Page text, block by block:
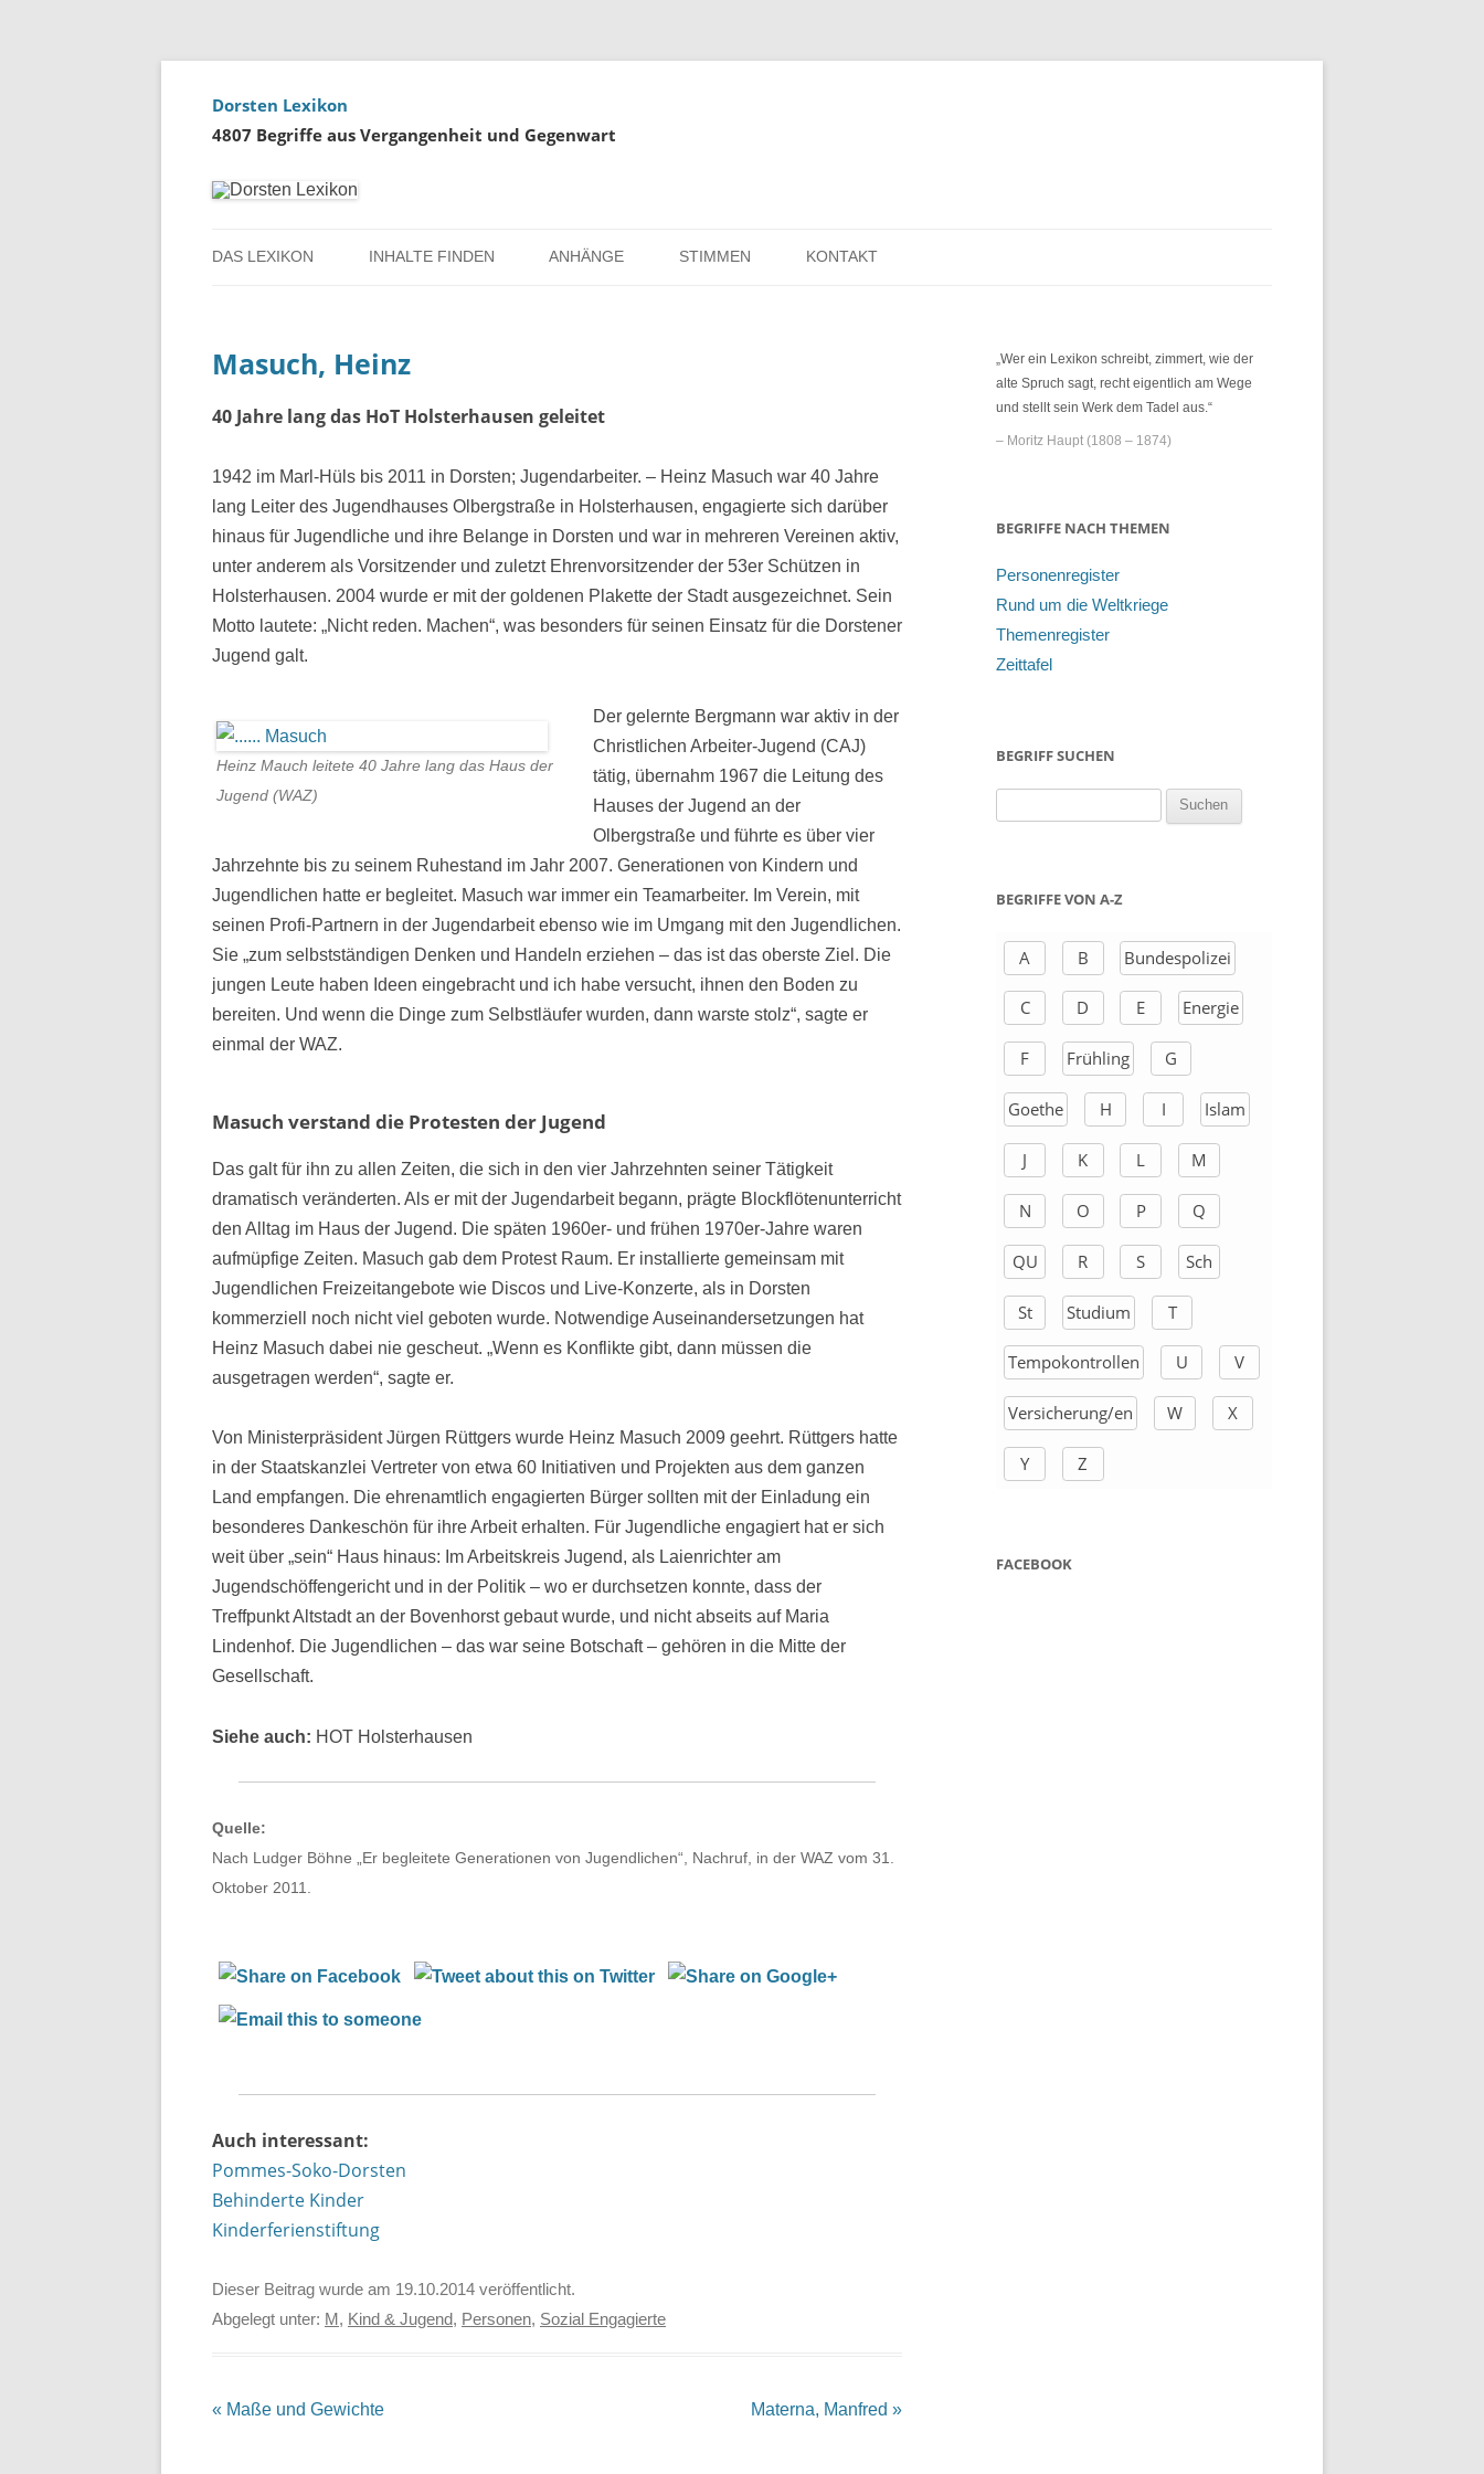
Dorsten Lexikon
4807 Begriffe aus Vergangenheit und Gegenwart
zum
DAS LEXIKON
ÜBER DAS PROJEKT
INHALTE FINDEN
PERSONENREGISTER
RUND UM DIE WELTKRIEGE
ZEITTAFEL
ANHÄNGE
LINKS
STIMMEN KONTAKT
Masuch, Heinz
40 Jahre lang das HoT Holsterhausen geleitet
1942 im Marl-Hüls bis 2011 in Dorsten; Jugendarbeiter. – Heinz Masuch war 40 Jahre
lang Leiter des Jugendhauses Olbergstraße in Holsterhausen, engagierte sich darüber
hinaus für Jugendliche und ihre Belange in Dorsten und war in mehreren Vereinen aktiv,
unter anderem als Vorsitzender und zuletzt Ehrenvorsitzender der 53er Schützen in
Holsterhausen. 2004 wurde er mit der goldenen Plakette der Stadt ausgezeichnet. Sein
Motto lautete: „Nicht reden. Machen“, was besonders für seinen Einsatz für die Dorstener
Jugend galt.
Heinz Mauch leitete 40 Jahre lang das Haus der
Jugend (WAZ)
Der gelernte Bergmann war aktiv in der
Christlichen Arbeiter-Jugend (CAJ)
tätig, übernahm 1967 die Leitung des
Hauses der Jugend an der
Olbergstraße und führte es über vier
Jahrzehnte bis zu seinem Ruhestand im Jahr 2007. Generationen von Kindern und
Jugendlichen hatte er begleitet. Masuch war immer ein Teamarbeiter. Im Verein, mit
seinen Profi-Partnern in der Jugendarbeit ebenso wie im Umgang mit den Jugendlichen.
Sie „zum selbstständigen Denken und Handeln erziehen – das ist das oberste Ziel. Die
jungen Leute haben Ideen eingebracht und ich habe versucht, ihnen den Boden zu
bereiten. Und wenn die Dinge zum Selbstläufer wurden, dann warste stolz“, sagte er
einmal der WAZ.
Masuch verstand die Protesten der Jugend
Das galt für ihn zu allen Zeiten, die sich in den vier Jahrzehnten seiner Tätigkeit
dramatisch veränderten. Als er mit der Jugendarbeit begann, prägte Blockflötenunterricht
den Alltag im Haus der Jugend. Die späten 1960er- und frühen 1970er-Jahre waren
aufmüpfige Zeiten. Masuch gab dem Protest Raum. Er installierte gemeinsam mit
Jugendlichen Freizeitangebote wie Discos und Live-Konzerte, als in Dorsten
kommerziell noch nicht viel geboten wurde. Notwendige Auseinandersetzungen hat
Heinz Masuch dabei nie gescheut. „Wenn es Konflikte gibt, dann müssen die
ausgetragen werden“, sagte er.
Von Ministerpräsident Jürgen Rüttgers wurde Heinz Masuch 2009 geehrt. Rüttgers hatte
in der Staatskanzlei Vertreter von etwa 60 Initiativen und Projekten aus dem ganzen
Land empfangen. Die ehrenamtlich engagierten Bürger sollten mit der Einladung ein
besonderes Dankeschön für ihre Arbeit erhalten. Für Jugendliche engagiert hat er sich
weit über „sein“ Haus hinaus: Im Arbeitskreis Jugend, als Laienrichter am
Jugendschöffengericht und in der Politik – wo er durchsetzen konnte, dass der
Treffpunkt Altstadt an der Bovenhorst gebaut wurde, und nicht abseits auf Maria
Lindenhof. Die Jugendlichen – das war seine Botschaft – gehören in die Mitte der
Gesellschaft.
Siehe auch: HOT Holsterhausen
Quelle:
Nach Ludger Böhne „Er begleitete Generationen von Jugendlichen“, Nachruf, in der WAZ vom 31.
Oktober 2011.
Auch interessant:
Pommes-Soko-Dorsten
Behinderte Kinder
Kinderferienstiftung
Dieser Beitrag wurde am 19.10.2014 veröffentlicht.
Abgelegt unter: M , Kind & Jugend, Personen, Sozial Engagierte
Beitrags-
« Maße und Gewichte Materna, Manfred »
„Wer ein Lexikon schreibt, zimmert, wie der
alte Spruch sagt, recht eigentlich am Wege
und stellt sein Werk dem Tadel aus.“
– Moritz Haupt (1808 – 1874)
BEGRIFFE NACH THEMEN
Personenregister
Rund um die Weltkriege
Themenregister
Zeittafel
BEGRIFF SUCHEN
h
h
BEGRIFFE VON A-Z
A B Bundespolizei
C D E Energie
F Frühling G
Goethe H I Islam
J K L M
N O P Q
QU R S Sch
St Studium T
Tempokontrollen U V
Versicherung/en W X
Y Z
FACEBOOK